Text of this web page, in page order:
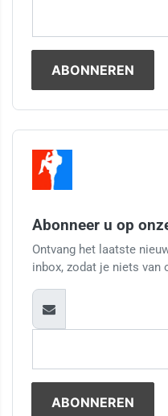
Abonneer u op
Ontvang het laatste
inbox, zodat je niets van